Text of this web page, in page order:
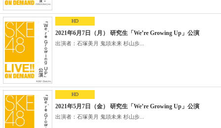
HD
2021年6月7日（月） 研究生「We’re Growing Up」公演
出演者：石塚美月 鬼頭未来 杉山歩...
HD
2021年5月7日（金） 研究生「We’re Growing Up」公演
出演者：石塚美月 鬼頭未来 杉山歩...